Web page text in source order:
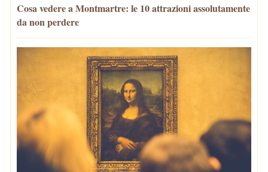
Cosa vedere a Montmartre: le 10 attrazioni assolutamente
da non perdere